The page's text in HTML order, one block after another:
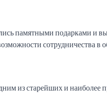
памятными подарками и
сотрудничества в
из старейших и